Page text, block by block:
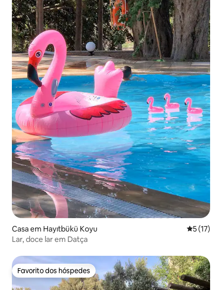
Casa em Hayıtbükü Koyu
5 (17)
Lar, doce lar em Datça
Favorito dos hóspedes
Favorito dos hóspedes